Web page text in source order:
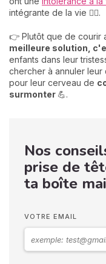
intégrante de la vie 🤷‍♀️.
👉 Plutôt que de courir
meilleure solution,
enfants dans leur
chercher à annuler
pour leur cerveau de
surmonter 💪.
Nos
prise de
ta boîte
VOTRE EMAIL